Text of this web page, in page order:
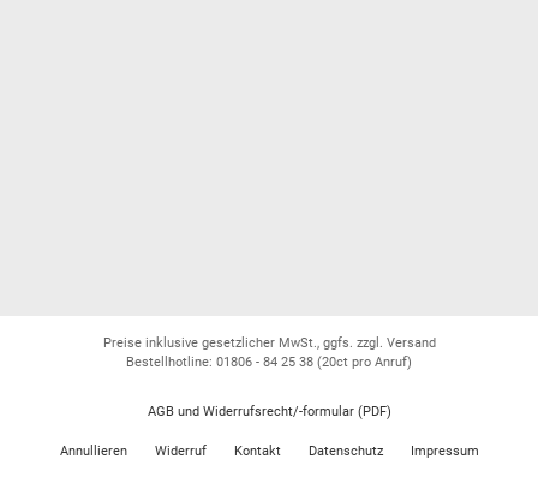
Preise inklusive gesetzlicher MwSt., ggfs. zzgl. Versand
Bestellhotline: 01806 - 84 25 38 (20ct pro Anruf)
AGB und Widerrufsrecht/-formular (PDF)
Annullieren Widerruf Kontakt Datenschutz Impressum